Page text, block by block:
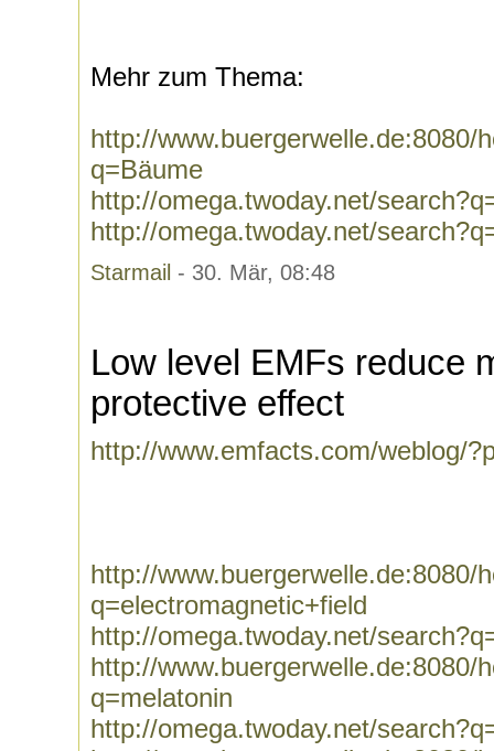
Mehr zum Thema:
http://www.buergerwelle.de:8080/
q=Bäume
http://omega.twoday.net/
http://omega.twoday.net/
Starmail - 30. Mär, 08:48
Low level EMFs reduce
protective effect
http://www.emfacts.com/weblog/
http://www.buergerwelle.de:8080/
q=electromagnetic+field
http://omega.twoday.net/
http://www.buergerwelle.de:8080/
q=melatonin
http://omega.twoday.net/